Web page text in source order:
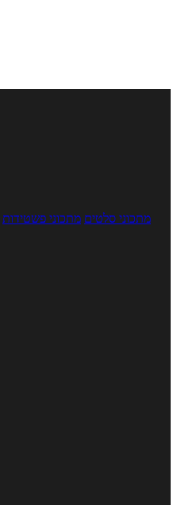
מתכוני סלטים מתכוני פשטידות